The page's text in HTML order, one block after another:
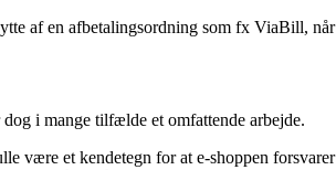
af en afbetalingsordning som fx ViaBill, når
i mange tilfælde et omfattende arbejde.
være et kendetegn for at e-shoppen forsvarer